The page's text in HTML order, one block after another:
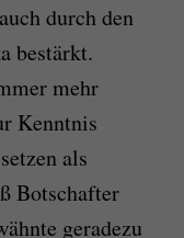
durch den
bestärkt.
mehr
Kenntnis
als
Botschafter
geradezu